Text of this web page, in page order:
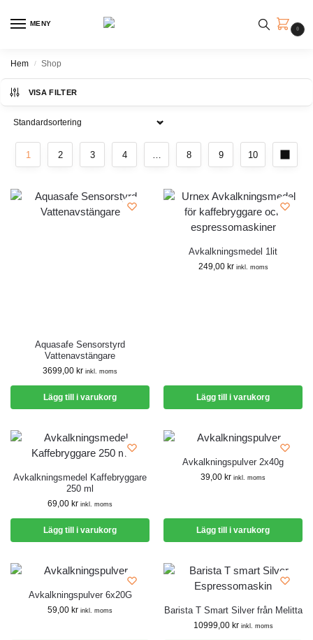
MENY
0
Hem / Shop
VISA FILTER
1 2 3 4 … 8 9 10
Aquasafe Sensorstyrd
Vattenavstängare
3699,00 kr inkl. moms
Lägg till i varukorg
Avkalkningsmedel 1lit
249,00 kr inkl. moms
Lägg till i varukorg
Avkalkningsmedel Kaffebryggare
250 ml
69,00 kr inkl. moms
Lägg till i varukorg
Avkalkningspulver 2x40g
39,00 kr inkl. moms
Lägg till i varukorg
Avkalkningspulver 6x20G
59,00 kr inkl. moms Barista T Smart Silver från Melitta
10999,00 kr inkl. moms